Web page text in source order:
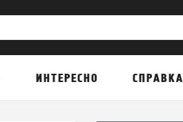
ИНТЕРЕСНО СПРАВКА